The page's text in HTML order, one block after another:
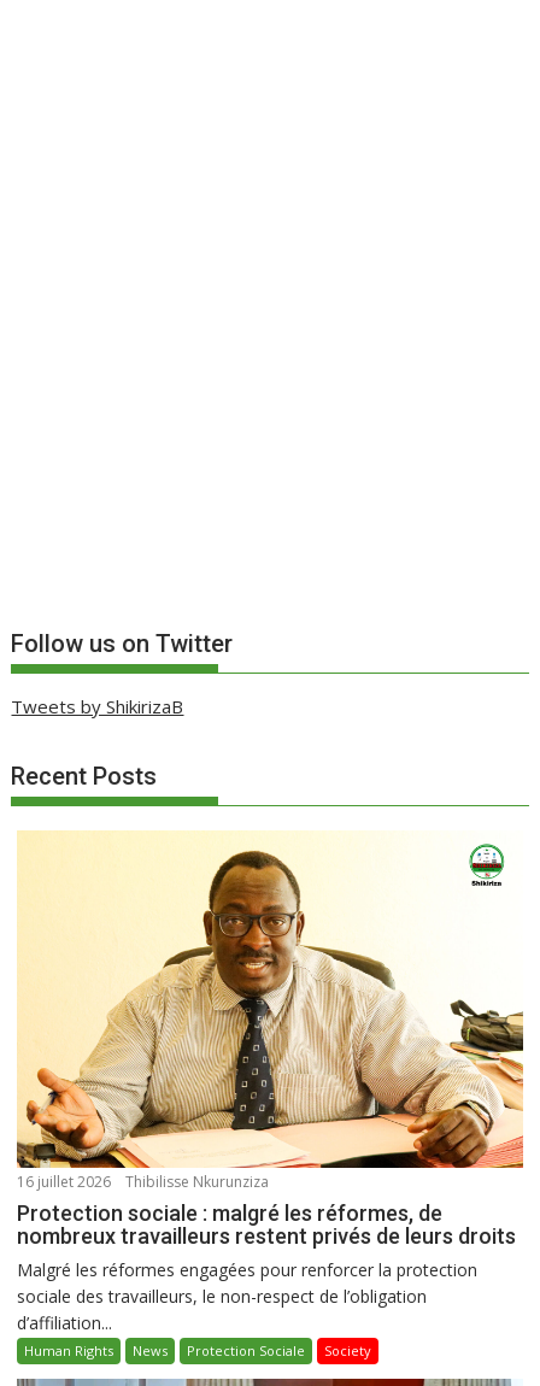
Follow us on Twitter
Tweets by ShikirizaB
Recent Posts
16 juillet 2026 Thibilisse Nkurunziza
Protection sociale : malgré les réformes, de
nombreux travailleurs restent privés de leurs droits
Malgré les réformes engagées pour renforcer la protection
sociale des travailleurs, le non-respect de l’obligation
d’affiliation...
Human Rights News Protection Sociale Society